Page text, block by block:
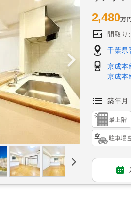
2,480万円
間取り
千葉県
京成本
京成本
築年月
最上階
駐車場